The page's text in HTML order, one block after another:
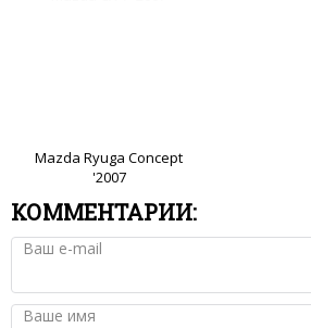
Mazda Ryuga Concept
'2007
КОММЕНТАРИИ:
Ваш e-mail
Ваше имя